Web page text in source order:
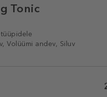
Tonic
Volüümi andev, Siluv